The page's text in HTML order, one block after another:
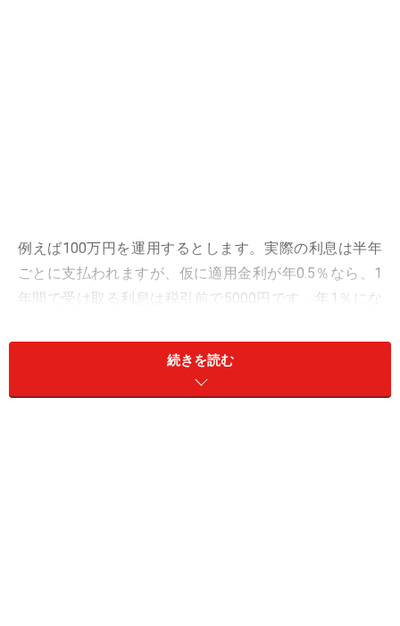
例えば100万円を運用するとします。実際の利息は半年
ごとに支払われますが、仮に適用金利が年0.5％なら、1
年間で受け取る利息は税引前で5000円です。年1％にな
100万円ではそれほど大きな金額に見えないかもしれま
せんが、300万円なら3万円、500万円なら5万円です。退
続きを読む